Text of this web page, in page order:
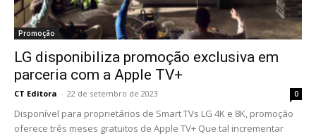
Promoção
LG disponibiliza promoção exclusiva em
parceria com a Apple TV+
CT Editora - 22 de setembro de 2023 0
Disponível para proprietários de Smart TVs LG 4K e 8K, promoção
oferece três meses gratuitos de Apple TV+ Que tal incrementar